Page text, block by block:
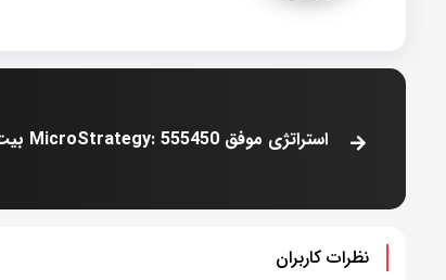
نظرات کاربران